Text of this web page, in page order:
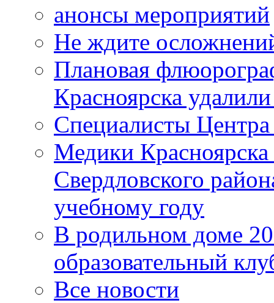
анонсы мероприятий
Не ждите
Плановая
Красноярска
Специалисты
Медики
Свердловского
учебному году
В родильном доме
образовательный
Все новости